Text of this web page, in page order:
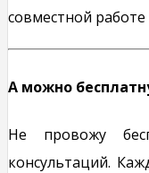
совместной работе
А можно
Не провожу
консультаций.